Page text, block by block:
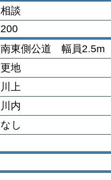
相談
200
南東側公道 幅員2.5m
更地
川上
川内
なし